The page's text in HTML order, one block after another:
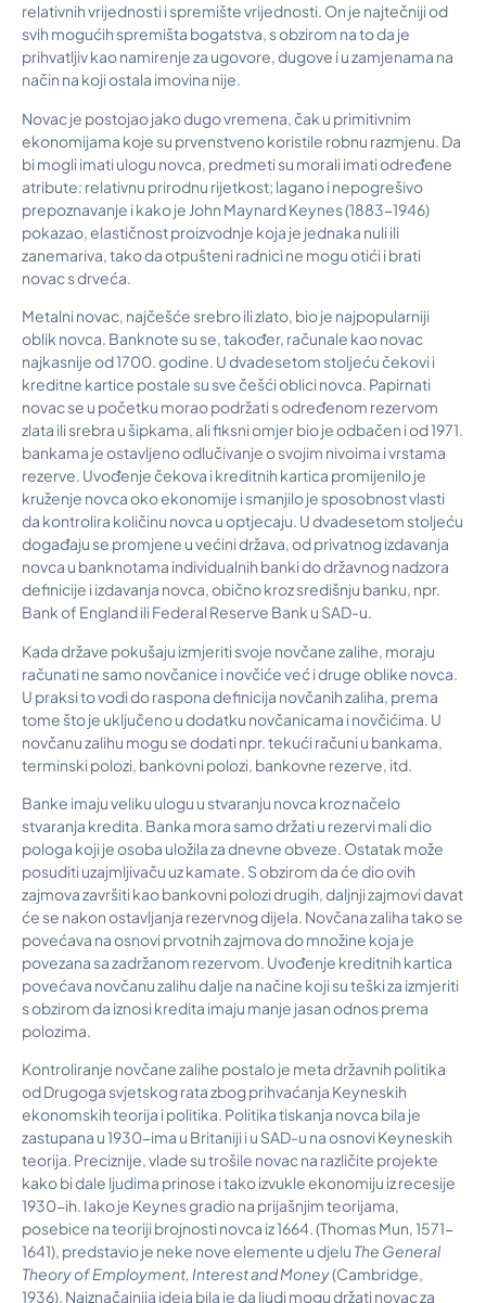
relativnih vrijednosti i spremište vrijednosti. On je najtečniji od
svih mogućih spremišta bogatstva, s obzirom na to da je
prihvatljiv kao namirenje za ugovore, dugove i u zamjenama na
način na koji ostala imovina nije.
Novac je postojao jako dugo vremena, čak u primitivnim
ekonomijama koje su prvenstveno koristile robnu razmjenu. Da
bi mogli imati ulogu novca, predmeti su morali imati određene
atribute: relativnu prirodnu rijetkost; lagano i nepogrešivo
prepoznavanje i kako je John Maynard Keynes (1883-1946)
pokazao, elastičnost proizvodnje koja je jednaka nuli ili
zanemariva, tako da otpušteni radnici ne mogu otići i brati
novac s drveća.
Metalni novac, najčešće srebro ili zlato, bio je najpopularniji
oblik novca. Banknote su se, također, računale kao novac
najkasnije od 1700. godine. U dvadesetom stoljeću čekovi i
kreditne kartice postale su sve češći oblici novca. Papirnati
novac se u početku morao podržati s određenom rezervom
zlata ili srebra u šipkama, ali fiksni omjer bio je odbačen i od 1971.
bankama je ostavljeno odlučivanje o svojim nivoima i vrstama
rezerve. Uvođenje čekova i kreditnih kartica promijenilo je
kruženje novca oko ekonomije i smanjilo je sposobnost vlasti
da kontrolira količinu novca u optjecaju. U dvadesetom stoljeću
događaju se promjene u većini država, od privatnog izdavanja
novca u banknotama individualnih banki do državnog nadzora
definicije i izdavanja novca, obično kroz središnju banku, npr.
Bank of England ili Federal Reserve Bank u SAD-u.
Kada države pokušaju izmjeriti svoje novčane zalihe, moraju
računati ne samo novčanice i novčiće već i druge oblike novca.
U praksi to vodi do raspona definicija novčanih zaliha, prema
tome što je uključeno u dodatku novčanicama i novčićima. U
novčanu zalihu mogu se dodati npr. tekući računi u bankama,
terminski polozi, bankovni polozi, bankovne rezerve, itd.
Banke imaju veliku ulogu u stvaranju novca kroz načelo
stvaranja kredita. Banka mora samo držati u rezervi mali dio
pologa koji je osoba uložila za dnevne obveze. Ostatak može
posuditi uzajmljivaču uz kamate. S obzirom da će dio ovih
zajmova završiti kao bankovni polozi drugih, daljnji zajmovi davat
će se nakon ostavljanja rezervnog dijela. Novčana zaliha tako se
povećava na osnovi prvotnih zajmova do množine koja je
povezana sa zadržanom rezervom. Uvođenje kreditnih kartica
povećava novčanu zalihu dalje na načine koji su teški za izmjeriti
s obzirom da iznosi kredita imaju manje jasan odnos prema
polozima.
Kontroliranje novčane zalihe postalo je meta državnih politika
od Drugoga svjetskog rata zbog prihvaćanja Keyneskih
ekonomskih teorija i politika. Politika tiskanja novca bila je
zastupana u 1930-ima u Britaniji i u SAD-u na osnovi Keyneskih
teorija. Preciznije, vlade su trošile novac na različite projekte
kako bi dale ljudima prinose i tako izvukle ekonomiju iz recesije
1930-ih. Iako je Keynes gradio na prijašnjim teorijama,
posebice na teoriji brojnosti novca iz 1664. (Thomas Mun, 1571-
1641), predstavio je neke nove elemente u djelu The General
Theory of Employment, Interest and Money(Cambridge,
1936). Najznačajnija ideja bila je da ljudi mogu držati novac za